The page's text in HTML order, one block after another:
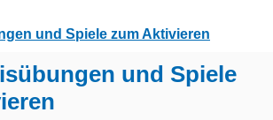
und Spiele zum Aktivieren
und Spiele